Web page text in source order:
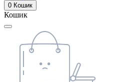
0 Кошик
Кошик